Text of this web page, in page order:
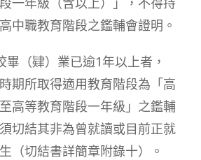
中職教育階段之鑑輔會證明。
畢（肄）業已逾1年以上者，
期所取得適用教育階段為「高
高等教育階段一年級」之鑑輔
切結其非為曾就讀或目前正就
（切結書詳簡章附錄十）。